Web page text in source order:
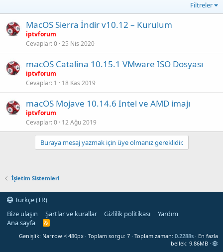
Filtreler
MacOS Sierra İndir v10.12 – Kurulum
iptvforum
Cevaplar 0 25 Nis 2020
macOS Catalina 10.15.1 VMware ISO Dosyası
iptvforum
Cevaplar 1 18 Kas 2019
macOS Mojave 10.14.6 Intel ve AMD imajı
iptvforum
Cevaplar 0 12 Ağu 2019
Buraya mesaj yazmak için üye olmanız gereklidir.
İşletim Sistemleri
Türkçe (TR)
Bize ulaşın
Şartlar ve kurallar Gizlilik politikası
Yardım
Ana sayfa
R
S
Genişlik Toplam sorgu 7 Toplam zaman 0.2288s
En fazla
bellek 9.86MB